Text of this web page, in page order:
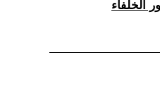
الخلفاء